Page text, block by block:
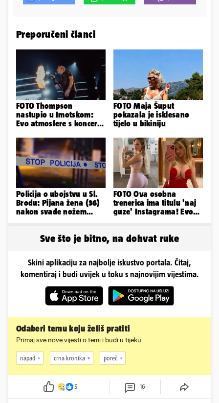
Preporučeni članci
FOTO Thompson
nastupio u Imotskom:
Evo atmosfere s koncerta
FOTO Maja Šuput
pokazala je isklesano
tijelo u bikiniju
Policija o ubojstvu u Sl.
Brodu: Pijana žena (36)
nakon svađe nožem
FOTO Ova osobna
trenerica ima titulu 'naj
guze' Instagrama! Evo
Sve što je bitno, na dohvat ruke
Skini aplikaciju za najbolje iskustvo portala. Čitaj,
komentiraj i budi uvijek u toku s najnovijim vijestima.
Odaberi temu koju želiš pratiti
Primaj sve nove vijesti o temi i budi u tijeku
napad crna kronika poreč
5 16